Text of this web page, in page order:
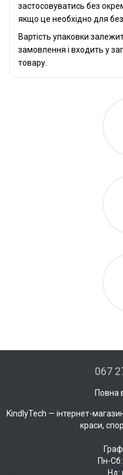
застосовуватись без
якщо це необхідно для
Вартість упаковки
замовлення і входить у
товару.
067
Повна
KindlyTech — інтернет-
краси,
Пн-
Нд: